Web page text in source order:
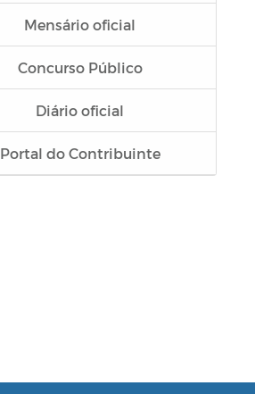
Mensário oficial
Concurso Público
Diário oficial
Portal do Contribuinte